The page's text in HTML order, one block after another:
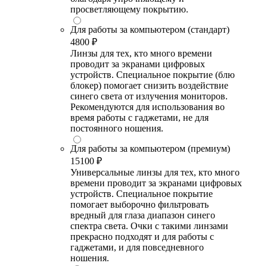
просветляющему покрытию.
Для работы за компьютером (стандарт)
4800 ₽
Линзы для тех, кто много времени
проводит за экранами цифровых
устройств. Специальное покрытие (блю
блокер) помогает снизить воздействие
синего света от излучения мониторов.
Рекомендуются для использования во
время работы с гаджетами, не для
постоянного ношения.
Для работы за компьютером (премиум)
15100 ₽
Универсальные линзы для тех, кто много
времени проводит за экранами цифровых
устройств. Специальное покрытие
помогает выборочно фильтровать
вредный для глаза диапазон синего
спектра света. Очки с такими линзами
прекрасно подходят и для работы с
гаджетами, и для повседневного
ношения.